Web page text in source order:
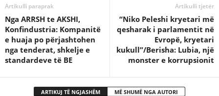
Artikulli paraprak
Nga ARRSH te AKSHI,
Konfindustria: Kompanitë
e huaja po përjashtohen
nga tenderat, shkelje e
standardeve të BE
Artikulli tjetër
“Niko Peleshi kryetari më
qesharak i parlamentit në
Evropë, kryetari
kukull”/Berisha: Lubia, një
monster e korrupsionit
ARTIKUJ TË NGJASHËM MË SHUMË NGA AUTORI